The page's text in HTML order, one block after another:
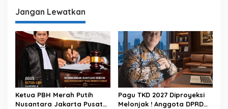
a
s
i
s
Jangan Lewatkan
Ketua PBH Merah Putih
Nusantara Jakarta Pusat
Pagu TKD 2027 Diproyeksi
Melonjak ! Anggota DPRD